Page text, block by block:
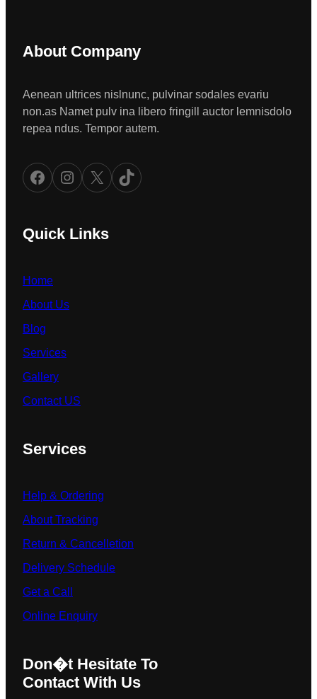
About Company
Aenean ultrices nislnunc, pulvinar sodales evariu
non.as Namet pulv ina libero fringill auctor lemnisdolo
repea ndus. Tempor autem.
Facebook Instagram X TikTok
Quick Links
Home
About Us
Blog
Services
Gallery
Contact US
Services
Help & Ordering
About Tracking
Return & Cancelletion
Delivery Schedule
Get a Call
Online Enquiry
Don�t Hesitate To
Contact With Us